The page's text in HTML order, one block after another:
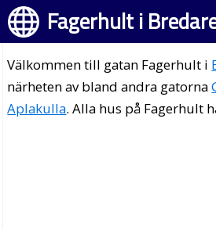
Fagerhult i
Välkommen till gatan Fagerhult i
närheten av bland andra gatorna
Aplakulla. Alla hus på Fagerhult